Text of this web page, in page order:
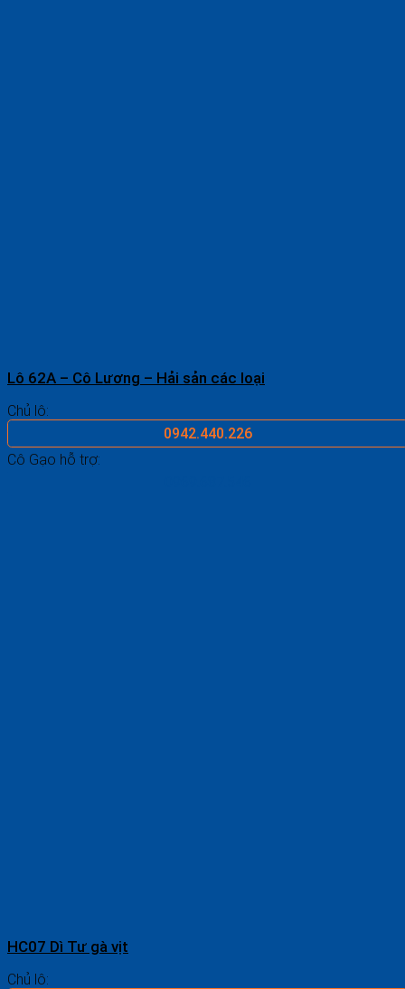
Lô 62A – Cô Lương – Hải sản các loại
Chủ lô:
0942.440.226
Cô Gạo hỗ trợ:
HC07 Dì Tư gà vịt
Chủ lô: